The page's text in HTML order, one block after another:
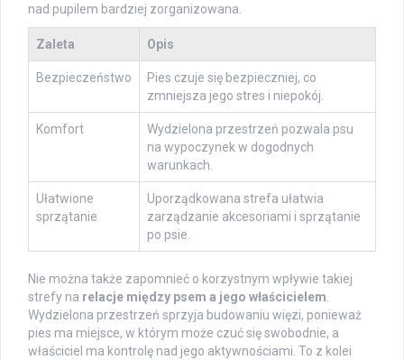
nad pupilem bardziej zorganizowana.
Zaleta Opis
Bezpieczeństwo
Pies czuje się bezpieczniej, co
zmniejsza jego stres i niepokój.
Komfort
Wydzielona przestrzeń pozwala psu
na wypoczynek w dogodnych
warunkach.
Ułatwione
sprzątanie
Uporządkowana strefa ułatwia
zarządzanie akcesoriami i sprzątanie
po psie.
Nie można także zapomnieć o korzystnym wpływie takiej
strefy na relacje między psem a jego właścicielem.
Wydzielona przestrzeń sprzyja budowaniu więzi, ponieważ
pies ma miejsce, w którym może czuć się swobodnie, a
właściciel ma kontrolę nad jego aktywnościami. To z kolei